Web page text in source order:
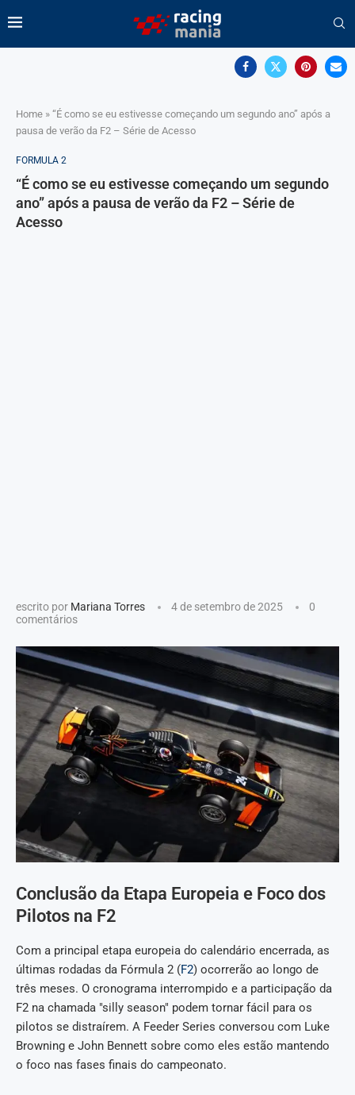
Home » “É como se eu estivesse começando um segundo ano” após a
pausa de verão da F2 – Série de Acesso
FORMULA 2
“É como se eu estivesse começando um segundo
ano” após a pausa de verão da F2 – Série de
Acesso
escrito por Mariana Torres 4 de setembro de 2025
0
comentários
Conclusão da Etapa Europeia e Foco dos
Pilotos na F2
Com a principal etapa europeia do calendário encerrada, as
últimas rodadas da Fórmula 2 (F2) ocorrerão ao longo de
três meses. O cronograma interrompido e a participação da
F2 na chamada "silly season" podem tornar fácil para os
pilotos se distraírem. A Feeder Series conversou com Luke
Browning e John Bennett sobre como eles estão mantendo
o foco nas fases finais do campeonato.